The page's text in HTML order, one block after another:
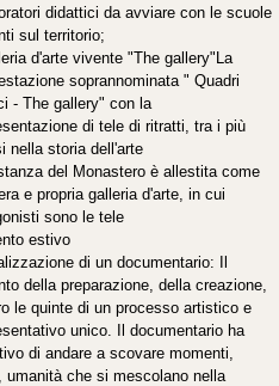
didattici da avviare con le scuole
sul territorio;
d'arte vivente "The gallery"La
soprannominata " Quadri
- The gallery" con la
di tele di ritratti, tra i più
nella storia dell'arte
del Monastero è allestita come
e propria galleria d'arte, in cui
sono le tele
estivo
di un documentario: Il
della preparazione, della creazione,
le quinte di un processo artistico e
unico. Il documentario ha
di andare a scovare momenti,
umanità che si mescolano nella